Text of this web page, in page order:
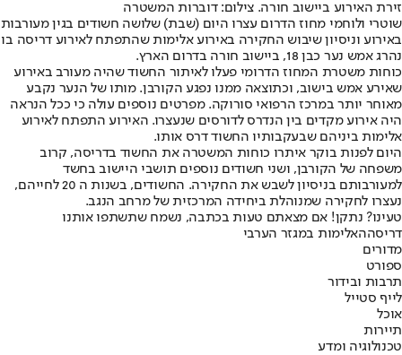
זירת האירוע ביישוב חורה. צילום: דוברות המשטרה
שוטרי ולוחמי מחוז הדרום עצרו היום (שבת) שלושה חשודים בגין מעורבות
באירוע וניסיון שיבוש החקירה באירוע אלימות שהתפתח לאירוע דריסה בו
נהרג אמש נער כבן 18, ביישוב חורה בדרום הארץ.
כוחות משטרת המחוז הדרומי פעלו לאיתור החשוד שהיה מעורב באירוע
שאירע אמש בישוב, וכתוצאה ממנו נפגע הקורבן. מותו של הנער נקבע
מאוחר יותר במרכז הרפואי סורוקה. מפרטים נוספים עולה כי ככל הנראה
היה אירוע מקדים בין הנדרס לדורסים שנעצרו. האירוע התפתח לאירוע
אלימות ביניהם שבעקבותיו החשוד דרס אותו.
היום לפנות בוקר איתרו כוחות המשטרה את החשוד בדריסה, קרוב
משפחה של הקורבן, ושני חשודים נוספים תושבי היישוב בחשד
למעורבותם בניסיון לשבש את החקירה. החשודים, בשנות ה 20 לחייהם,
נעצרו לחקירה שמנוהלת ביחידה המרכזית של מרחב הנגב.
טעינו? נתקן! אם מצאתם טעות בכתבה, נשמח שתשתפו אותנו
דריסההאלימות במגזר הערבי
מדורים
ספורט
תרבות ובידור
לייף סטייל
אוכל
תיירות
טכנולוגיה ומדע